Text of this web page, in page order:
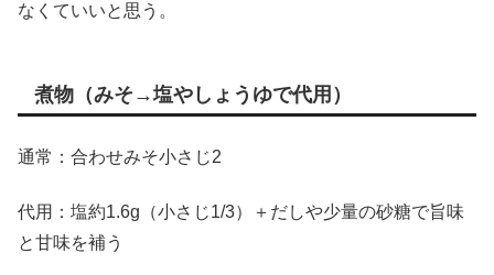
なくていいと思う。
煮物（みそ→塩やしょうゆで代用）
通常：合わせみそ小さじ2
代用：塩約1.6g（小さじ1/3）＋だしや少量の砂糖で旨味
と甘味を補う